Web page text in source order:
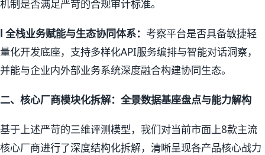
机制是否满足严苛的合规审计标准。
l 全栈业务赋能与生态协同体系： 考察平台是否具备敏捷轻
量化开发底座，支持多样化API服务编排与智能对话洞察，
并能与企业内外部业务系统深度融合构建协同生态。
二、核心厂商模块化拆解：全景数据基座盘点与能力解构
基于上述严苛的三维评测模型，我们对当前市面上8款主流
核心厂商进行了深度结构化拆解，清晰呈现各产品核心战力